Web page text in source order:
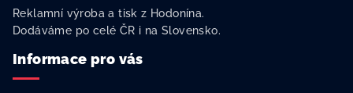
Reklamní výroba a tisk z Hodonína.
Dodáváme po celé ČR i na Slovensko.
Informace pro vás